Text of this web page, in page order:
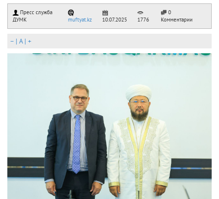
Пресс служба
ДУМК
muftyat.kz 10.07.2025 1776
0
Комментарии
– | A| +